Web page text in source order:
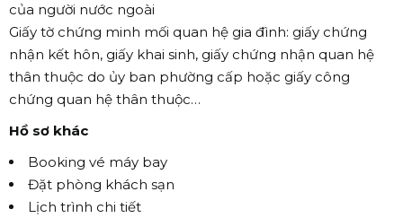
của người nước ngoài
Giấy tờ chứng minh mối quan hệ gia đình: giấy chứng
nhận kết hôn, giấy khai sinh, giấy chứng nhận quan hệ
thân thuộc do ủy ban phường cấp hoặc giấy công
chứng quan hệ thân thuộc…
Hồ sơ khác
Booking vé máy bay
Đặt phòng khách sạn
Lịch trình chi tiết